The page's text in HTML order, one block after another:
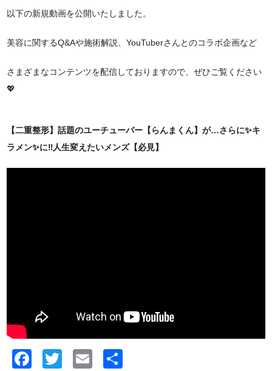
以下の新規動画を公開いたしました。
美容に関するQ&Aや施術解説、YouTuberさんとのコラボ企画など
さまざまなコンテンツを配信しておりますので、ぜひご覧ください
💖
【二重整形】話題のユーチューバー【らんまくん】が…さらに✨キ
ラメン✨に‼️人生変えたいメンズ【必見】
Facebook
TwitterEmail